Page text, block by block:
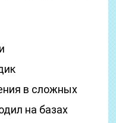
в сложных
на базах